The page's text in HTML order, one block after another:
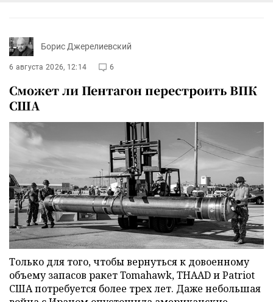
Борис Джерелиевский
6 августа 2026, 12:14 6
Сможет ли Пентагон перестроить ВПК
США
Только для того, чтобы вернуться к довоенному
объему запасов ракет Tomahawk, THAAD и Patriot
США потребуется более трех лет. Даже небольшая